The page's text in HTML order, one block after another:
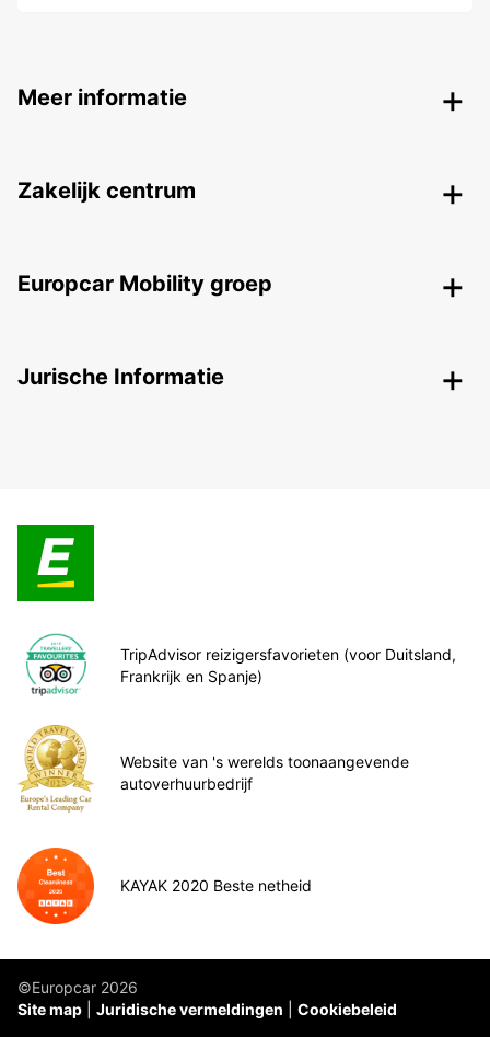
Meer informatie
Zakelijk centrum
Europcar Mobility groep
Jurische Informatie
TripAdvisor reizigersfavorieten (voor Duitsland,
Frankrijk en Spanje)
Website van 's werelds toonaangevende
autoverhuurbedrijf
KAYAK 2020 Beste netheid
©Europcar 2026
Site map
Juridische vermeldingen Cookiebeleid